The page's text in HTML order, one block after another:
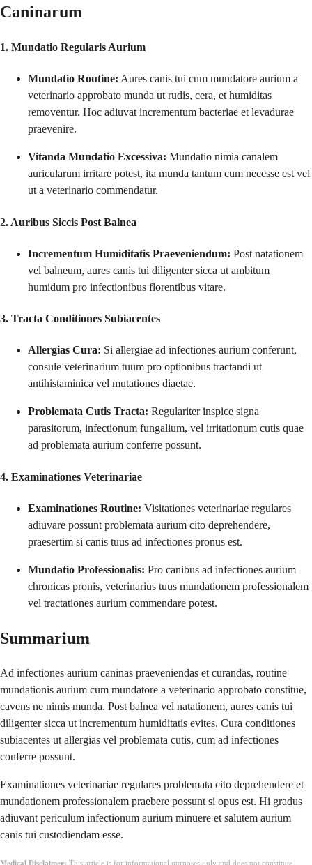
Caninarum
1. Mundatio Regularis Aurium
Mundatio Routine: Aures canis tui cum mundatore aurium a
veterinario approbato munda ut rudis, cera, et humiditas
removentur. Hoc adiuvat incrementum bacteriae et levadurae
praevenire.
Vitanda Mundatio Excessiva: Mundatio nimia canalem
auricularum irritare potest, ita munda tantum cum necesse est vel
ut a veterinario commendatur.
2. Auribus Siccis Post Balnea
Incrementum Humiditatis Praeveniendum: Post natationem
vel balneum, aures canis tui diligenter sicca ut ambitum
humidum pro infectionibus florentibus vitare.
3. Tracta Conditiones Subiacentes
Allergias Cura: Si allergiae ad infectiones aurium conferunt,
consule veterinarium tuum pro optionibus tractandi ut
antihistaminica vel mutationes diaetae.
Problemata Cutis Tracta: Regulariter inspice signa
parasitorum, infectionum fungalium, vel irritationum cutis quae
ad problemata aurium conferre possunt.
4. Examinationes Veterinariae
Examinationes Routine: Visitationes veterinariae regulares
adiuvare possunt problemata aurium cito deprehendere,
praesertim si canis tuus ad infectiones pronus est.
Mundatio Professionalis: Pro canibus ad infectiones aurium
chronicas pronis, veterinarius tuus mundationem professionalem
vel tractationes aurium commendare potest.
Summarium
Ad infectiones aurium caninas praeveniendas et curandas, routine
mundationis aurium cum mundatore a veterinario approbato constitue,
cavens ne nimis munda. Post balnea vel natationem, aures canis tui
diligenter sicca ut incrementum humiditatis evites. Cura conditiones
subiacentes ut allergias vel problemata cutis, cum ad infectiones
conferre possunt.
Examinationes veterinariae regulares problemata cito deprehendere et
mundationem professionalem praebere possunt si opus est. Hi gradus
adiuvant periculum infectionum aurium minuere et salutem aurium
canis tui custodiendam esse.
Medical Disclaimer: This article is for informational purposes only and does not constitute